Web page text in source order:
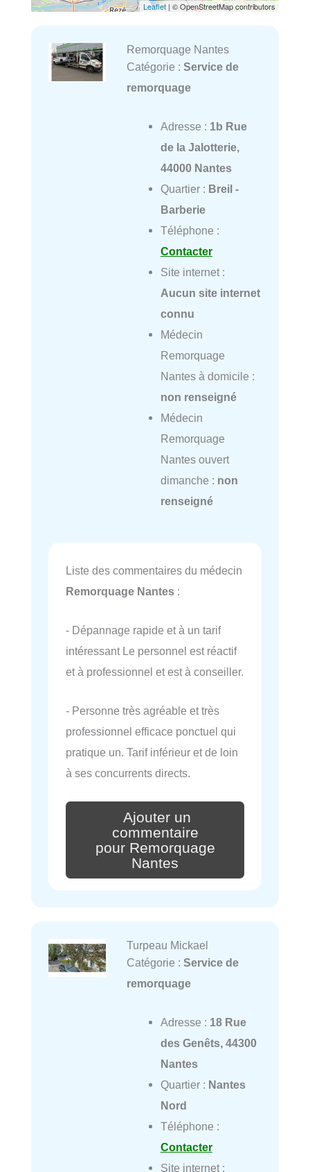
Leaflet | © OpenStreetMap contributors
Remorquage Nantes
Catégorie : Service de
remorquage
Adresse : 1b Rue
de la Jalotterie,
44000 Nantes
Quartier : Breil -
Barberie
Téléphone :
Contacter
Site internet :
Aucun site internet
connu
Médecin
Remorquage
Nantes à domicile :
non renseigné
Médecin
Remorquage
Nantes ouvert
dimanche : non
renseigné
Liste des commentaires du médecin
Remorquage Nantes :
- Dépannage rapide et à un tarif
intéressant Le personnel est réactif
et à professionnel et est à conseiller.
- Personne très agréable et très
professionnel efficace ponctuel qui
pratique un. Tarif inférieur et de loin
à ses concurrents directs.
Ajouter un
commentaire
pour Remorquage
Nantes
Turpeau Mickael
Catégorie : Service de
remorquage
Adresse : 18 Rue
des Genêts, 44300
Nantes
Quartier : Nantes
Nord
Téléphone :
Contacter
Site internet :